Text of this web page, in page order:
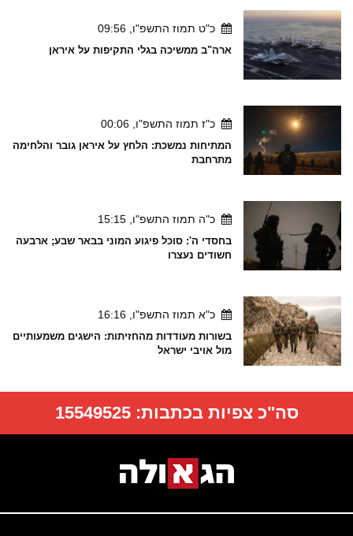
כ"ט תמוז התשפ"ו, 09:56
ארה"ב ממשיכה בגלי התקיפות על איראן
כ"ז תמוז התשפ"ו, 00:06
המתיחות נמשכת: הלחץ על איראן גובר והלחימה
מתרחבת
כ"ה תמוז התשפ"ו, 15:15
בחסדי ה': סוכל פיגוע המוני בבאר שבע; ארבעה
חשודים נעצרו
כ"א תמוז התשפ"ו, 16:16
בשורות מעודדות מהחזיתות: הישגים משמעותיים
מול אויבי ישראל
סה"כ צפיות בכתבות:15549525